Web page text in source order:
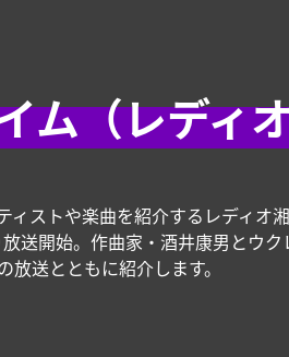
ム（レディ
ィストや楽曲を紹介するレディオ
送開始。作曲家・酒井康男とウ
送とともに紹介します。